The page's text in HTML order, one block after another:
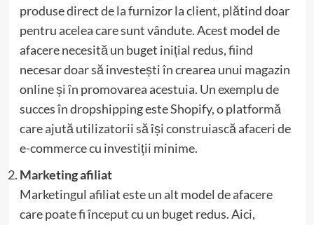
produse direct de la furnizor la client, plătind doar
pentru acelea care sunt vândute. Acest model de
afacere necesită un buget inițial redus, fiind
necesar doar să investești în crearea unui magazin
online și în promovarea acestuia. Un exemplu de
succes în dropshipping este Shopify, o platformă
care ajută utilizatorii să își construiască afaceri de
e-commerce cu investiții minime.
Marketing afiliat
Marketingul afiliat este un alt model de afacere
care poate fi început cu un buget redus. Aici,